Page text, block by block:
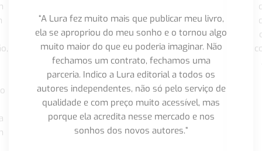
“A Lura fez muito mais que publicar meu livro,
ela se apropriou do meu sonho e o tornou algo
muito maior do que eu poderia imaginar. Não
fechamos um contrato, fechamos uma
parceria. Indico a Lura editorial a todos os
autores independentes, não só pelo serviço de
qualidade e com preço muito acessível, mas
porque ela acredita nesse mercado e nos
sonhos dos novos autores.”